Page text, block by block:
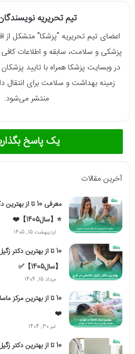
تیم تحریریه
اعضای تیم تحریریه "پزشکا" متشکل از
پزشکی و سلامت، سابقه و اطلاعات
در وبسایت پزشکا همراه با تایید
زمینه بهداشت و سلامت برای انتقال
منتشر می‌شود.
یک پاسخ
آخرین مقالات
معرفی 10 تا از
⭐【سال1405】❤️
اردیبهشت 15, 1405
10 تا از بهترین دکتر
【سال1405】✅
مرداد 15, 1404
❤️
تیر 30, 1404
10 تا از بهترین دکتر